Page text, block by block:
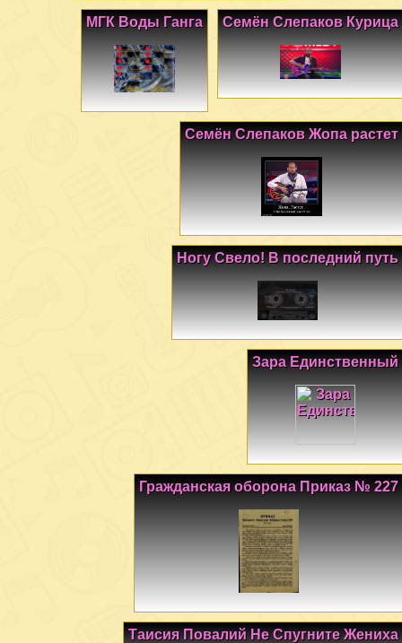
Семён Слепаков Курица
МГК Воды Ганга
Семён Слепаков Жопа растет
Ногу Свело! В последний путь
Зара Единственный
Гражданская оборона Приказ № 227
Таисия Повалий Не Спугните Жениха